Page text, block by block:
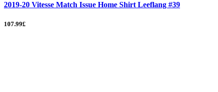
2019-20 Vitesse Match Issue Home Shirt Leeflang #39
107.99£